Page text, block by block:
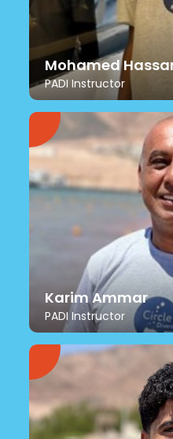
Mohamed
PADI Instructor
Karim Ammar
PADI Instructor